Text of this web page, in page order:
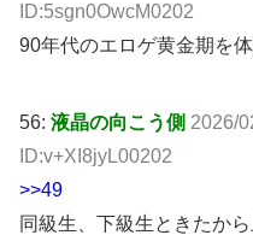
ID:5sgn0OwcM0202
90年代のエロゲ黄金期を
56: 液晶の向こう側 2026/
ID:v+XI8jyL00202
>>49
同級生、下級生ときたか